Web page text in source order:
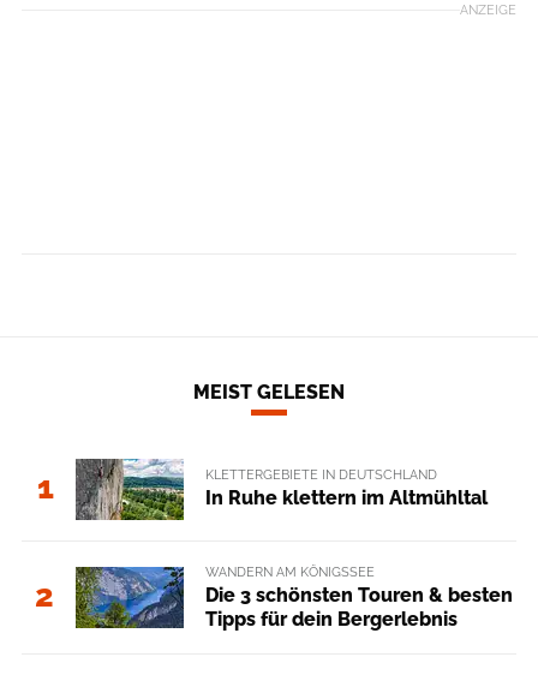
ANZEIGE
MEIST GELESEN
1 KLETTERGEBIETE IN DEUTSCHLAND
In Ruhe klettern im Altmühltal
2
WANDERN AM KÖNIGSSEE
Die 3 schönsten Touren & besten
Tipps für dein Bergerlebnis